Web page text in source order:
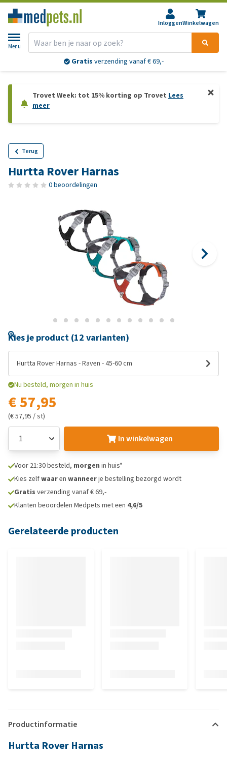
InloggenWinkelwagen
Menu
Gratis verzending vanaf € 69,-
Trovet Week: tot 15% korting op Trovet Lees
meer
Terug
Hurtta Rover Harnas
0 beoordelingen
Kies je product (12 varianten)
Hurtta Rover Harnas - Raven - 45-60 cm
Nu besteld, morgen in huis
€ 57,95
(€ 57,95 / st)
In winkelwagen
Voor 21:30 besteld, morgen in huis*
Kies zelfwaaren wanneerje bestelling bezorgd wordt
Gratis verzending vanaf € 69,-
Klanten beoordelen Medpets met een 4,6/5
Gerelateerde producten
Productinformatie
Hurtta Rover Harnas